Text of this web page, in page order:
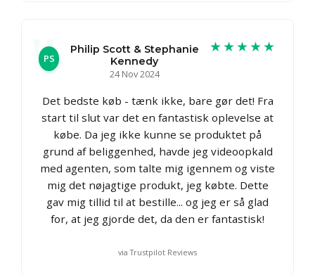
PS
Philip Scott & Stephanie
Kennedy
24 Nov 2024
★★★★★
Det bedste køb - tænk ikke, bare gør det! Fra
start til slut var det en fantastisk oplevelse at
købe. Da jeg ikke kunne se produktet på
grund af beliggenhed, havde jeg videoopkald
med agenten, som talte mig igennem og viste
mig det nøjagtige produkt, jeg købte. Dette
gav mig tillid til at bestille... og jeg er så glad
for, at jeg gjorde det, da den er fantastisk!
via Trustpilot Reviews